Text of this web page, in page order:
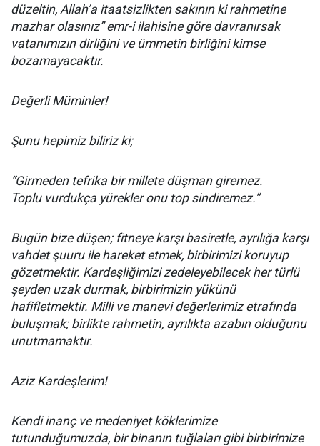
düzeltin, Allah’a itaatsizlikten sakının ki rahmetine
mazhar olasınız” emr-i ilahisine göre davranırsak
vatanımızın dirliğini ve ümmetin birliğini kimse
bozamayacaktır.
Değerli Müminler!
Şunu hepimiz biliriz ki;
“Girmeden tefrika bir millete düşman giremez.
Toplu vurdukça yürekler onu top sindiremez.”
Bugün bize düşen; fitneye karşı basiretle, ayrılığa karşı
vahdet şuuru ile hareket etmek, birbirimizi koruyup
gözetmektir. Kardeşliğimizi zedeleyebilecek her türlü
şeyden uzak durmak, birbirimizin yükünü
hafifletmektir. Milli ve manevi değerlerimiz etrafında
buluşmak; birlikte rahmetin, ayrılıkta azabın olduğunu
unutmamaktır.
Aziz Kardeşlerim!
Kendi inanç ve medeniyet köklerimize
tutunduğumuzda, bir binanın tuğlaları gibi birbirimize